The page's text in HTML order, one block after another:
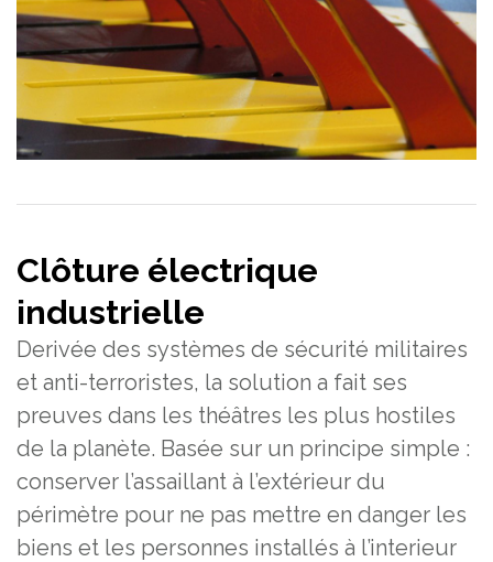
Clôture électrique
industrielle
Derivée des systèmes de sécurité militaires
et anti-terroristes, la solution a fait ses
preuves dans les théâtres les plus hostiles
de la planète. Basée sur un principe simple :
conserver l’assaillant à l’extérieur du
périmètre pour ne pas mettre en danger les
biens et les personnes installés à l’interieur